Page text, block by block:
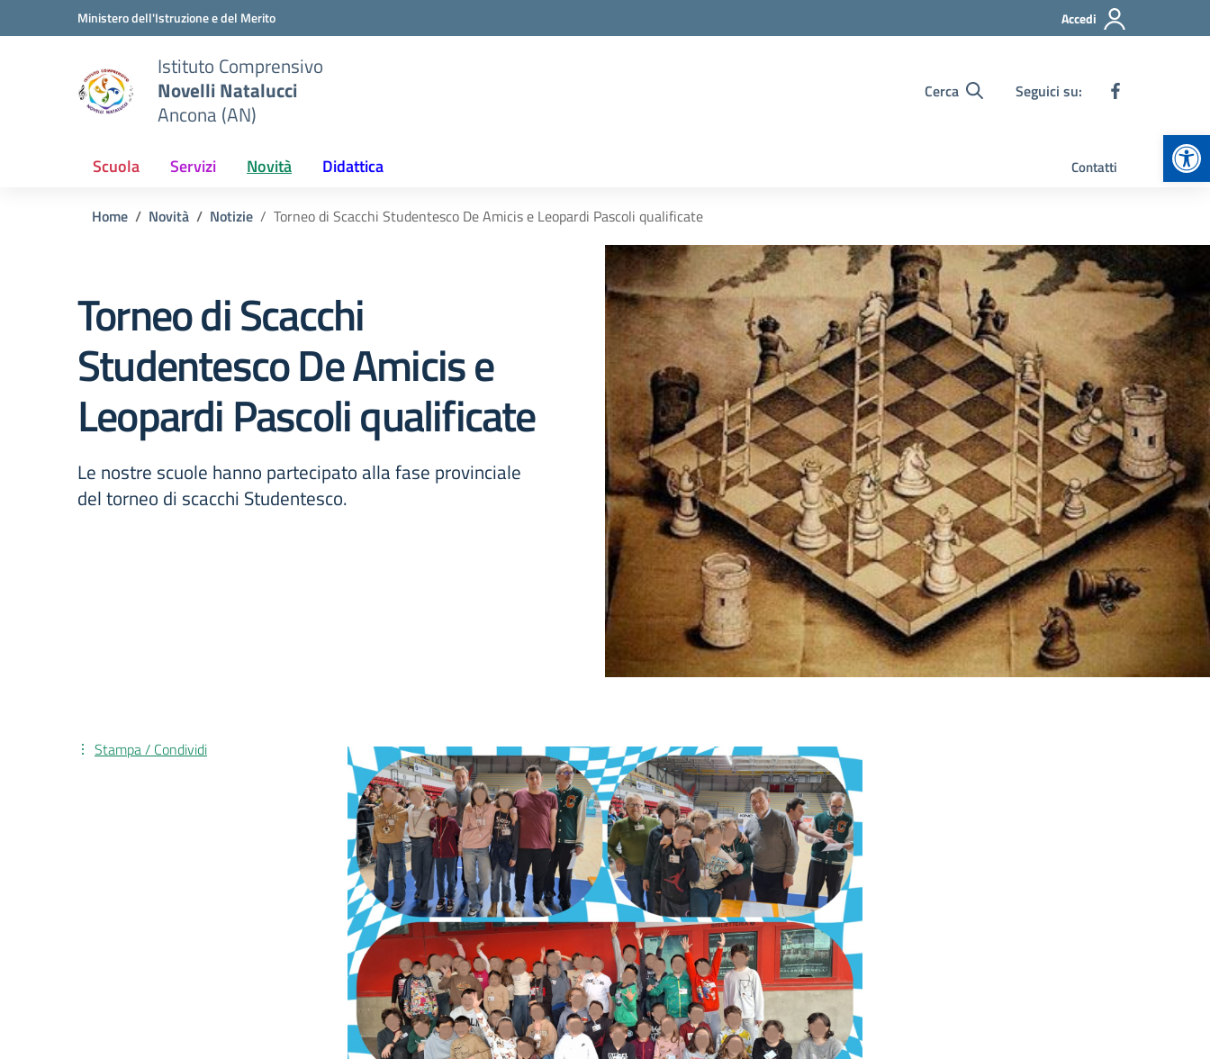
Vai ai contenuti
Vai al menu di navigazioneMinistero dell'Istruzione e del Merito Accedi
Istituto Comprensivo
Novelli Natalucci
Ancona (AN)
Cerca Seguici su:
Scuola Servizi Novità Didattica Contatti
Home Novità Notizie Torneo di Scacchi Studentesco De Amicis e Leopardi Pascoli qualificate
Torneo di Scacchi
Studentesco De Amicis e
Leopardi Pascoli qualificate
Le nostre scuole hanno partecipato alla fase provinciale
del torneo di scacchi Studentesco.
Stampa / Condividi